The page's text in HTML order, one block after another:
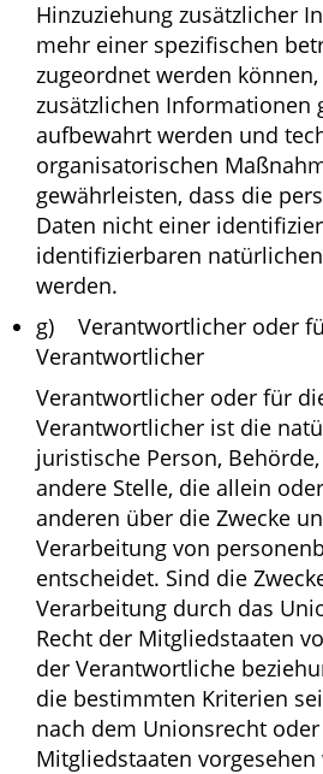
Hinzuziehung zusätzlicher
mehr einer spezifischen
zugeordnet werden
zusätzlichen Informationen
aufbewahrt werden und
organisatorischen
gewährleisten, dass die
Daten nicht einer
identifizierbaren
werden.
g) Verantwortlicher oder
Verantwortlicher
Verantwortlicher oder für
Verantwortlicher ist die
juristische Person,
andere Stelle, die allein
anderen über die Zwecke
Verarbeitung von
entscheidet. Sind die
Verarbeitung durch das
Recht der Mitgliedstaaten
der Verantwortliche
die bestimmten Kriterien
nach dem Unionsrecht
Mitgliedstaaten vorgesehen